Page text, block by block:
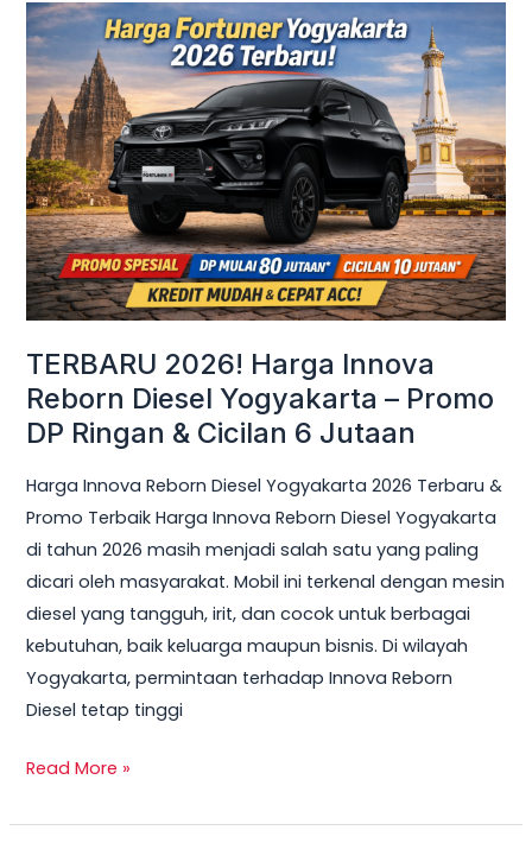
TERBARU 2026! Harga Innova
Reborn Diesel Yogyakarta – Promo
DP Ringan & Cicilan 6 Jutaan
Harga Innova Reborn Diesel Yogyakarta 2026 Terbaru &
Promo Terbaik Harga Innova Reborn Diesel Yogyakarta
di tahun 2026 masih menjadi salah satu yang paling
dicari oleh masyarakat. Mobil ini terkenal dengan mesin
diesel yang tangguh, irit, dan cocok untuk berbagai
kebutuhan, baik keluarga maupun bisnis. Di wilayah
Yogyakarta, permintaan terhadap Innova Reborn
Diesel tetap tinggi
TERBARU
2026!
Harga
Innova
Reborn
Diesel
Yogyakarta
–
Promo
DP
&
Cicilan
6
Read More »